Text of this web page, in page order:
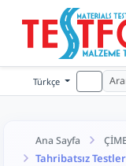
Türkçe
Ana Sayfa
Tahribatsız